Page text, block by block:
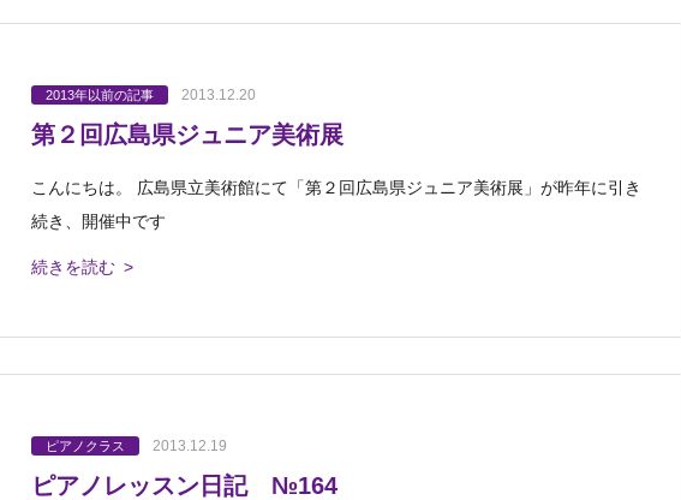
2013年以前の記事 2013.12.20
第２回広島県ジュニア美術展
こんにちは。 広島県立美術館にて「第２回広島県ジュニア美術展」が昨年に引き
続き、開催中です
続きを読む >
ピアノクラス 2013.12.19
ピアノレッスン日記 №164